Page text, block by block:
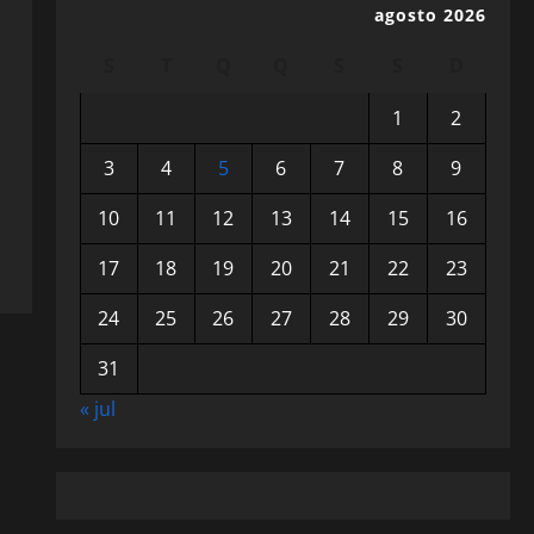
agosto 2026
1
2
3
4 5 6 7 8
9
10
11 12 13 14 15
16
17
18 19 20 21 22
23
24
25 26 27 28 29
30
31
« jul